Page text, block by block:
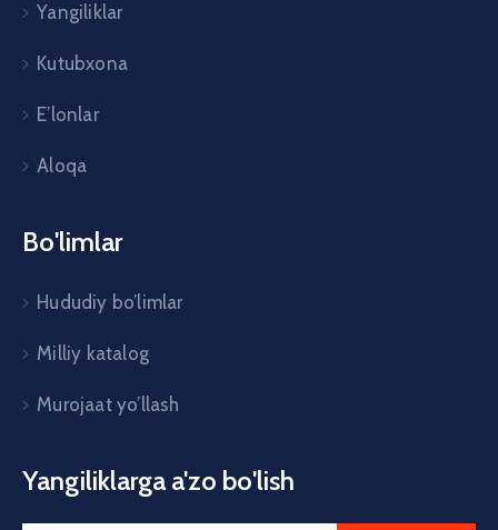
Yangiliklar
Kutubxona
E’lonlar
Aloqa
Bo'limlar
Hududiy bo’limlar
Milliy katalog
Murojaat yo’llash
Yangiliklarga a'zo bo'lish